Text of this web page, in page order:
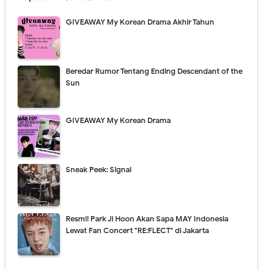
GIVEAWAY My Korean Drama Akhir Tahun
Beredar Rumor Tentang Ending Descendant of the
Sun
GIVEAWAY My Korean Drama
Sneak Peek: Signal
Resmi! Park Ji Hoon Akan Sapa MAY Indonesia
Lewat Fan Concert "RE:FLECT" di Jakarta